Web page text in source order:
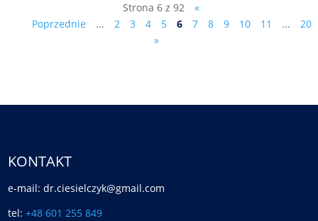
Strona 6 z 92
«
Poprzednie
... 2 3 4 5 6 7 8 9 10 11 ...
20
»
KONTAKT
e-mail: dr.ciesielczyk@gmail.com
tel:+48 601 255 849